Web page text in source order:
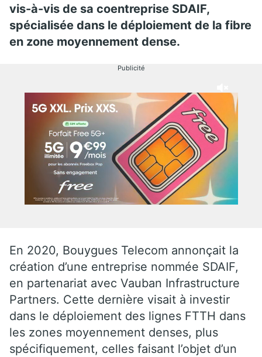
vis-à-vis de sa coentreprise SDAIF,
spécialisée dans le déploiement de la fibre
en zone moyennement dense.
Publicité
En 2020, Bouygues Telecom annonçait la
création d’une entreprise nommée SDAIF,
en partenariat avec Vauban Infrastructure
Partners. Cette dernière visait à investir
dans le déploiement des lignes FTTH dans
les zones moyennement denses, plus
spécifiquement, celles faisant l’objet d’un